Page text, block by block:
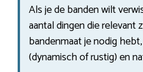
Als je de banden wilt
aantal dingen die relevant
bandenmaat je nodig
(dynamisch of rustig) en